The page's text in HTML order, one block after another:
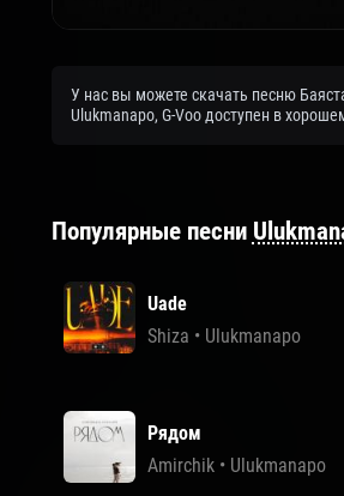
У нас вы можете скачать песню
Ulukmanapo, G-Voo доступен в
Популярные песни
Uade
Shiza • Ulukmanapo
Рядом
Amirchik• Ulukmanapo